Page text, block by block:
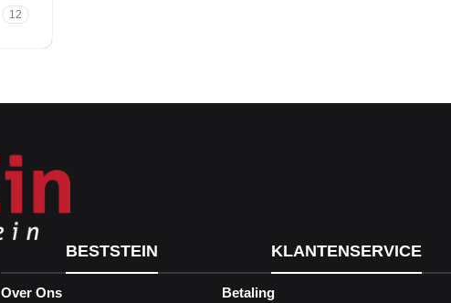
12
BESTSTEIN
Over Ons
KLANTENSERVICE
Betaling